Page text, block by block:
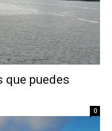
que puedes
0